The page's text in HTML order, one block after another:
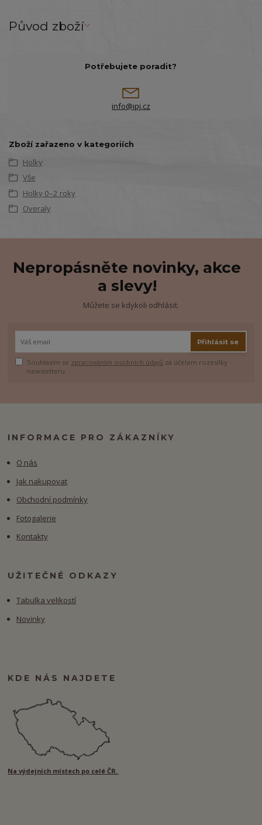
Původ zboží
Potřebujete poradit?
info@ipj.cz
Zboží zařazeno v kategoriích
Holky
Vše
Holky 0–2 roky
Overaly
Nepropásněte novinky, akce
a slevy!
Můžete se kdykoli odhlásit.
Přihlásit se
Souhlasím se zpracováním osobních údajů za účelem rozesílky
newsletteru.
INFORMACE PRO ZÁKAZNÍKY
O nás
Jak nakupovat
Obchodní podmínky
Fotogalerie
Kontakty
UŽITEČNÉ ODKAZY
Tabulka velikostí
Novinky
KDE NÁS NAJDETE
Na výdejních místech po celé ČR.